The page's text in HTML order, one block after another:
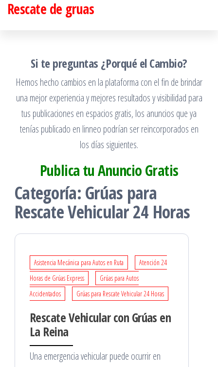
SaltarRescate de gruas
Si te preguntas ¿Porqué el Cambio?
Hemos hecho cambios en la plataforma con el fin de brindar
una mejor experiencia y mejores resultados y visibilidad para
tus publicaciones en espacios gratis, los anuncios que ya
tenías publicado en linneo podrían ser reincorporados en
los días siguientes.
Publica tu Anuncio Gratis
Categoría: Grúas para
Rescate Vehicular 24 Horas
Asistencia Mecánica para Autos en Ruta
Atención 24
Horas de Grúas Express
Grúas para Autos
Accidentados
Grúas para Rescate Vehicular 24 Horas
Rescate Vehicular con Grúas en
La Reina
Una emergencia vehicular puede ocurrir en